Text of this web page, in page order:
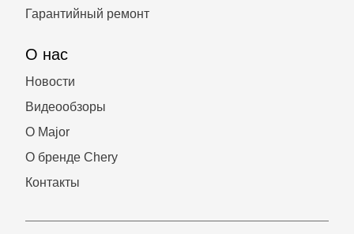
Гарантийный ремонт
О нас
Новости
Видеообзоры
О Major
О бренде Chery
Контакты